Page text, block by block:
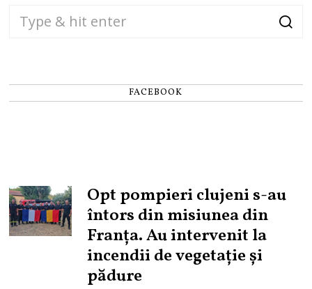
FACEBOOK
Opt pompieri clujeni s-au
întors din misiunea din
Franța. Au intervenit la
incendii de vegetație și
pădure